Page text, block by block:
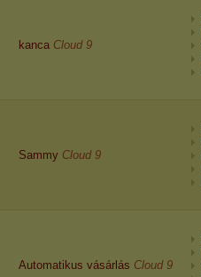
kanca Cloud 9
Sammy Cloud 9
Automatikus vásárlás Cloud 9